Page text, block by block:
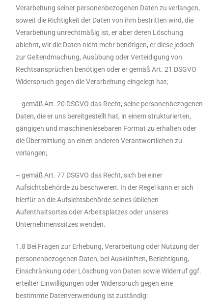
Verarbeitung seiner personenbezogenen Daten zu verlangen,
soweit die Richtigkeit der Daten von ihm bestritten wird, die
Verarbeitung unrechtmäßig ist, er aber deren Löschung
ablehnt, wir die Daten nicht mehr benötigen, er diese jedoch
zur Geltendmachung, Ausübung oder Verteidigung von
Rechtsansprüchen benötigen oder er gemäß Art. 21 DSGVO
Widerspruch gegen die Verarbeitung eingelegt hat;
– gemäß Art. 20 DSGVO das Recht, seine personenbezogenen
Daten, die er uns bereitgestellt hat, in einem strukturierten,
gängigen und maschinenlesebaren Format zu erhalten oder
die Übermittlung an einen anderen Verantwortlichen zu
verlangen;
– gemäß Art. 77 DSGVO das Recht, sich bei einer
Aufsichtsbehörde zu beschweren. In der Regel kann er sich
hierfür an die Aufsichtsbehörde seines üblichen
Aufenthaltsortes oder Arbeitsplatzes oder unseres
Unternehmenssitzes wenden.
1.8 Bei Fragen zur Erhebung, Verarbeitung oder Nutzung der
personenbezogenen Daten, bei Auskünften, Berichtigung,
Einschränkung oder Löschung von Daten sowie Widerruf ggf.
erteilter Einwilligungen oder Widerspruch gegen eine
bestimmte Datenverwendung ist zuständig: